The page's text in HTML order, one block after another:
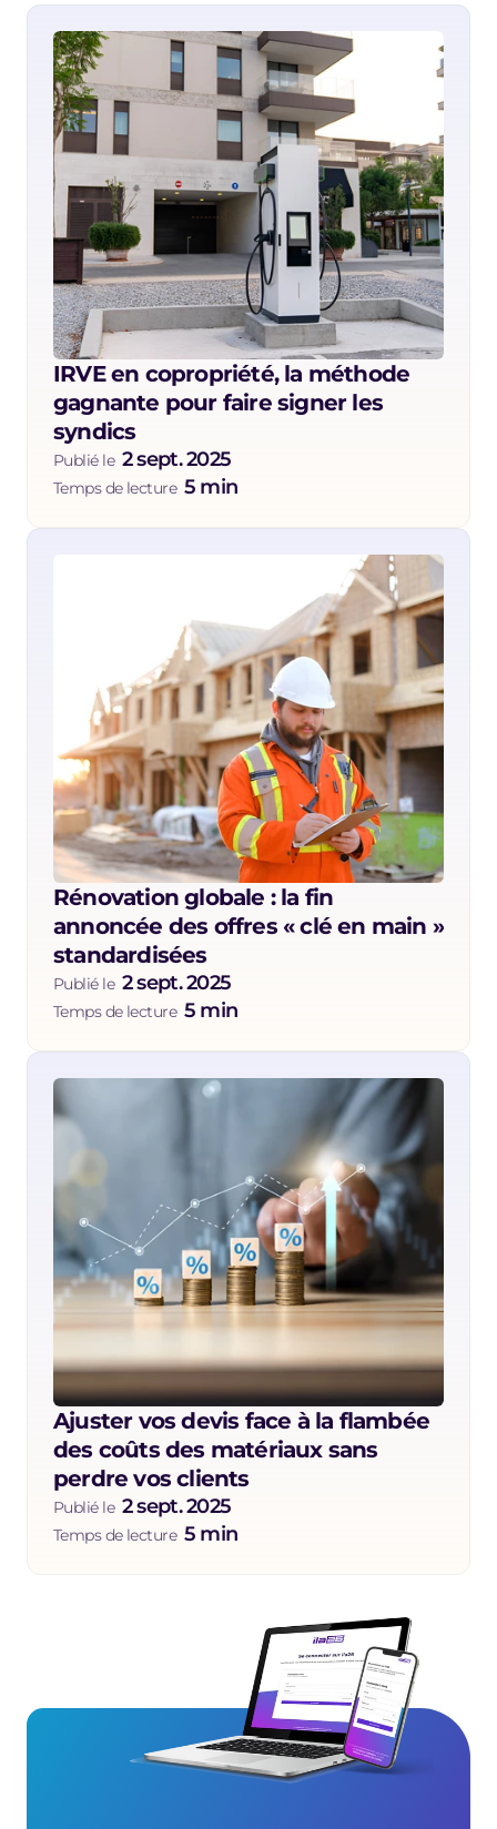
IRVE en copropriété, la méthode
gagnante pour faire signer les
syndics
Publié le 2 sept. 2025
Temps de lecture 5 min
Rénovation globale : la fin
annoncée des offres « clé en main »
standardisées
Publié le 2 sept. 2025
Temps de lecture 5 min
Ajuster vos devis face à la flambée
des coûts des matériaux sans
perdre vos clients
Publié le 2 sept. 2025
Temps de lecture 5 min